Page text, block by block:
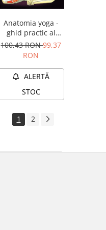
Anatomia yoga -
ghid practic al
mişcărilor,
posturilor şi al
respiraţie
100,43 RON99,37
RON
ALERTĂ
STOC
1 2